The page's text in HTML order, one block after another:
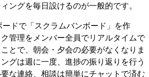
ングを毎日設けるのが一般的です。
ドで「スクラムバンボード」を作
管理をメンバー全員でリアルタイムで
とで、朝会・夕会の必要がなくなりま
グは週に一度、進捗の振り返りを行う
な連絡、相談は簡単にチャットで済む